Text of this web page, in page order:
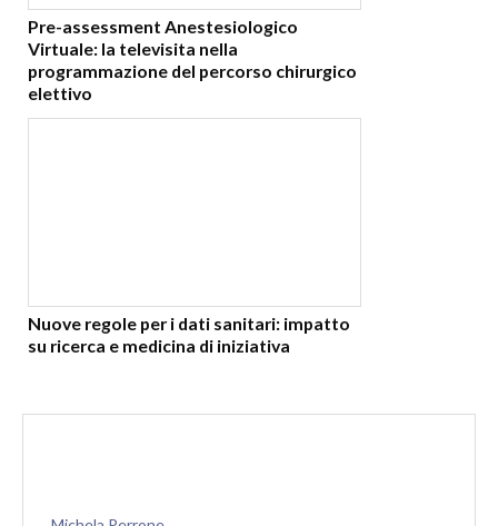
Pre-assessment Anestesiologico
Virtuale: la televisita nella
programmazione del percorso chirurgico
elettivo
Nuove regole per i dati sanitari: impatto
su ricerca e medicina di iniziativa